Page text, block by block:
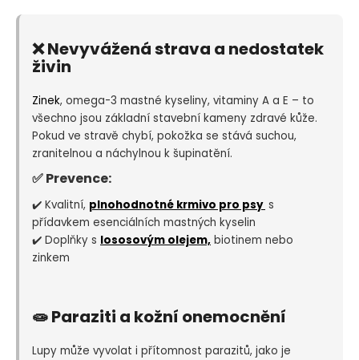
❌ Nevyvážená strava a nedostatek
živin
Zinek, omega-3 mastné kyseliny, vitaminy A a E – to
všechno jsou základní stavební kameny zdravé kůže.
Pokud ve stravě chybí, pokožka se stává suchou,
zranitelnou a náchylnou k šupinatění.
✅ Prevence:
✔️ Kvalitní, plnohodnotné krmivo pro psy s
přídavkem esenciálních mastných kyselin
✔️ Doplňky s lososovým olejem, biotinem nebo
zinkem
🧫 Paraziti a kožní onemocnění
Lupy může vyvolat i přítomnost parazitů, jako je